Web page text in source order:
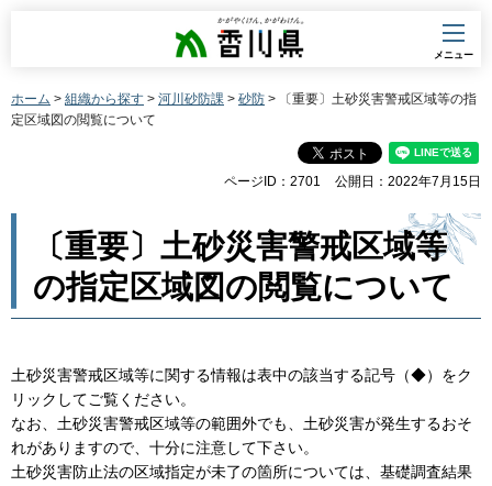
香川県
メニュー
ホーム > 組織から探す > 河川砂防課 > 砂防 > 〔重要〕土砂災害警戒区域等の指
定区域図の閲覧について
ページID：2701 公開日：2022年7月15日
〔重要〕土砂災害警戒区域等
の指定区域図の閲覧について
土砂災害警戒区域等に関する情報は表中の該当する記号（◆）をク
リックしてご覧ください。
なお、土砂災害警戒区域等の範囲外でも、土砂災害が発生するおそ
れがありますので、十分に注意して下さい。
土砂災害防止法の区域指定が未了の箇所については、基礎調査結果